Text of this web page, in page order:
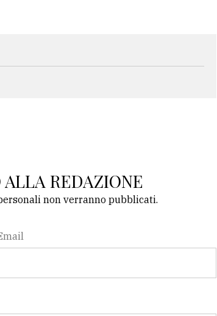
REDAZIONE
non verranno pubblicati.